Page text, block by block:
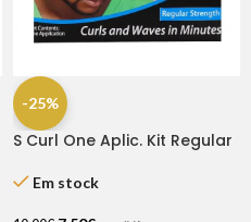
-25%
S Curl One Aplic. Kit Regular
Em stock